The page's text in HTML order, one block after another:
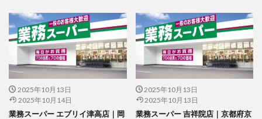
2025年10月13日
2025年10月14日
業務スーパー エブリイ津高店｜岡
2025年10月13日
2025年10月13日
業務スーパー 吉祥院店｜京都府京